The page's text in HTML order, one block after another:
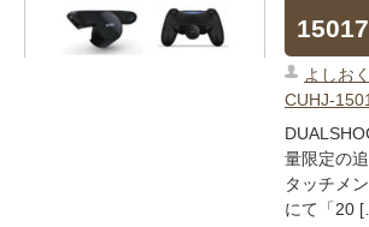
15017
よしお
CUHJ-
量限定の
タッチメ
にて「20